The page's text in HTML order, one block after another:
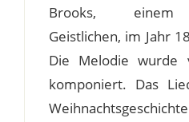
Brooks, einem
Geistlichen, im Jahr
Die Melodie wurde
komponiert. Das